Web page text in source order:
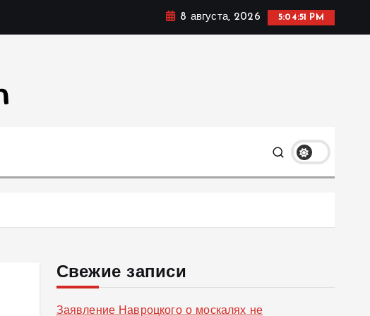
8 августа, 2026 5:04:52 PM
Свежие записи
Заявление Навроцкого о москалях не